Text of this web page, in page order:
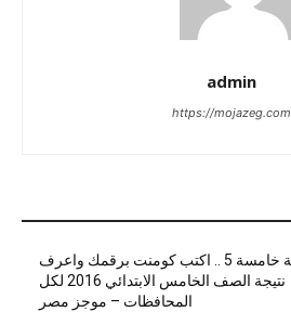
admin
https://mojazeg.com
نتيجة خامسة 5 .. اكتب كومنت برقمك واعرف
نتيجة الصف الخامس الابتدائي 2016 لكل
المحافظات – موجز مصر